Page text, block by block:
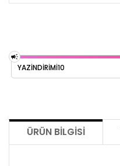
YAZİNDİRİMİ10
ÜRÜN BILGISI